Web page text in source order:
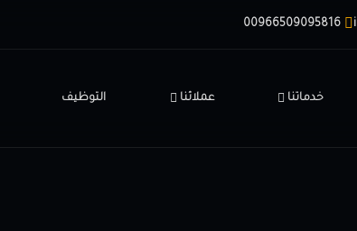
00966509095816
خدماتنا عملائنا التوظيف